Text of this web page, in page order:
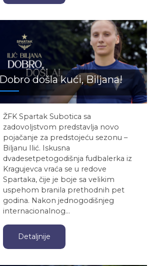
Dobro došla kući, Biljana!
ŽFK Spartak Subotica sa
zadovoljstvom predstavlja novo
pojačanje za predstojeću sezonu –
Biljanu Ilić. Iskusna
dvadesetpetogodišnja fudbalerka iz
Kragujevca vraća se u redove
Spartaka, čije je boje sa velikim
uspehom branila prethodnih pet
godina. Nakon jednogodišnjeg
internacionalnog…
Detaljnije